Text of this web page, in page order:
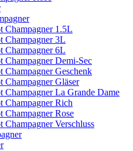
Champagner 1.5L
Champagner 3L
Champagner 6L
Champagner Demi-Sec
Champagner Geschenk
Champagner Gläser
Champagner La Grande Dame
Champagner Rich
Champagner Rose
Champagner Verschluss